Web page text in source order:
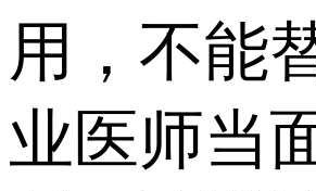
用，不能
业医师当